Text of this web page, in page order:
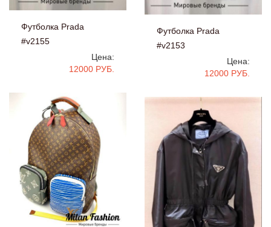
Футболка Prada
#v2155
Цена:
12000 РУБ.
Футболка Prada
#v2153
Цена:
12000 РУБ.